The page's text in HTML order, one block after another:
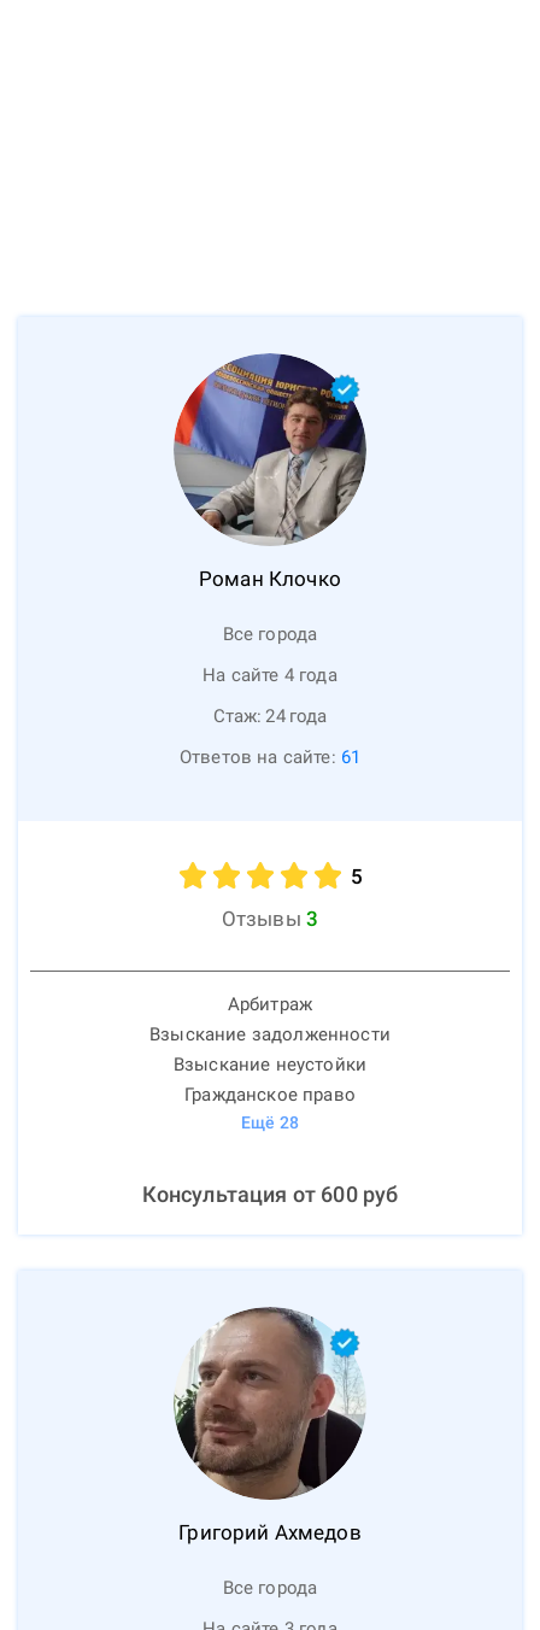
Роман Клочко
Все города
На сайте 4 года
Стаж: 24 года
Ответов на сайте: 61
5
Отзывы 3
Арбитраж
Взыскание задолженности
Взыскание неустойки
Гражданское право
Ещё 28
Консультация от 600руб
Григорий Ахмедов
Все города